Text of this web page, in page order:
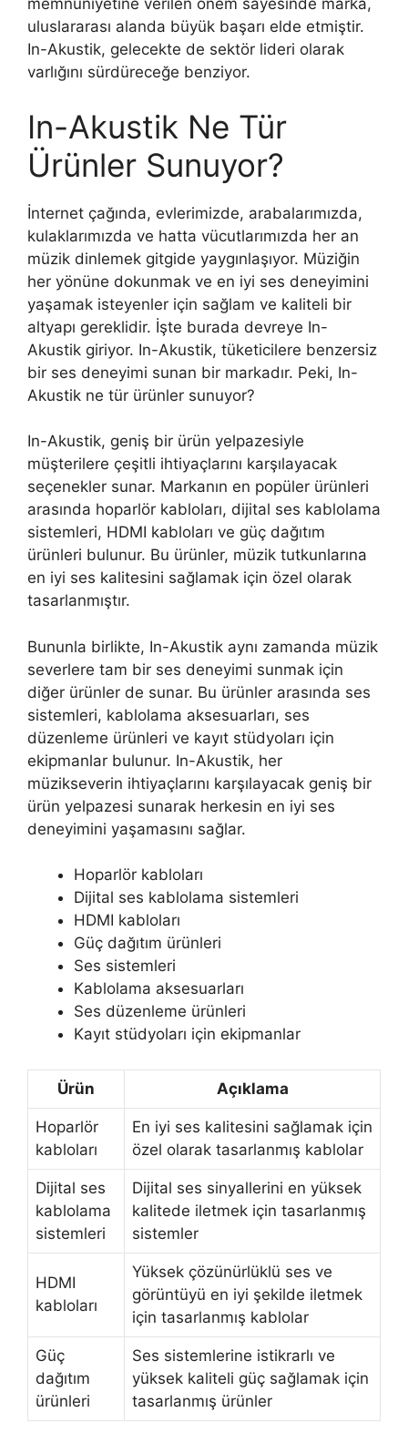
memnuniyetine verilen önem sayesinde marka,
uluslararası alanda büyük başarı elde etmiştir.
In-Akustik, gelecekte de sektör lideri olarak
varlığını sürdüreceğe benziyor.
In-Akustik Ne Tür
Ürünler Sunuyor?
İnternet çağında, evlerimizde, arabalarımızda,
kulaklarımızda ve hatta vücutlarımızda her an
müzik dinlemek gitgide yaygınlaşıyor. Müziğin
her yönüne dokunmak ve en iyi ses deneyimini
yaşamak isteyenler için sağlam ve kaliteli bir
altyapı gereklidir. İşte burada devreye In-
Akustik giriyor. In-Akustik, tüketicilere benzersiz
bir ses deneyimi sunan bir markadır. Peki, In-
Akustik ne tür ürünler sunuyor?
In-Akustik, geniş bir ürün yelpazesiyle
müşterilere çeşitli ihtiyaçlarını karşılayacak
seçenekler sunar. Markanın en popüler ürünleri
arasında hoparlör kabloları, dijital ses kablolama
sistemleri, HDMI kabloları ve güç dağıtım
ürünleri bulunur. Bu ürünler, müzik tutkunlarına
en iyi ses kalitesini sağlamak için özel olarak
tasarlanmıştır.
Bununla birlikte, In-Akustik aynı zamanda müzik
severlere tam bir ses deneyimi sunmak için
diğer ürünler de sunar. Bu ürünler arasında ses
sistemleri, kablolama aksesuarları, ses
düzenleme ürünleri ve kayıt stüdyoları için
ekipmanlar bulunur. In-Akustik, her
müzikseverin ihtiyaçlarını karşılayacak geniş bir
ürün yelpazesi sunarak herkesin en iyi ses
deneyimini yaşamasını sağlar.
Hoparlör kabloları
Dijital ses kablolama sistemleri
HDMI kabloları
Güç dağıtım ürünleri
Ses sistemleri
Kablolama aksesuarları
Ses düzenleme ürünleri
Kayıt stüdyoları için ekipmanlar
Ürün Açıklama
Hoparlör
kabloları
En iyi ses kalitesini sağlamak için
özel olarak tasarlanmış kablolar
Dijital ses
kablolama
sistemleri
Dijital ses sinyallerini en yüksek
kalitede iletmek için tasarlanmış
sistemler
HDMI
kabloları
Yüksek çözünürlüklü ses ve
görüntüyü en iyi şekilde iletmek
için tasarlanmış kablolar
Güç
dağıtım
ürünleri
Ses sistemlerine istikrarlı ve
yüksek kaliteli güç sağlamak için
tasarlanmış ürünler